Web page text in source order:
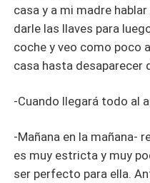
casa y a mi madre
darle las llaves para
coche y veo como poco
casa hasta desaparecer
-Cuando llegará todo al
-Mañana en la mañana-
es muy estricta y muy
ser perfecto para ella.